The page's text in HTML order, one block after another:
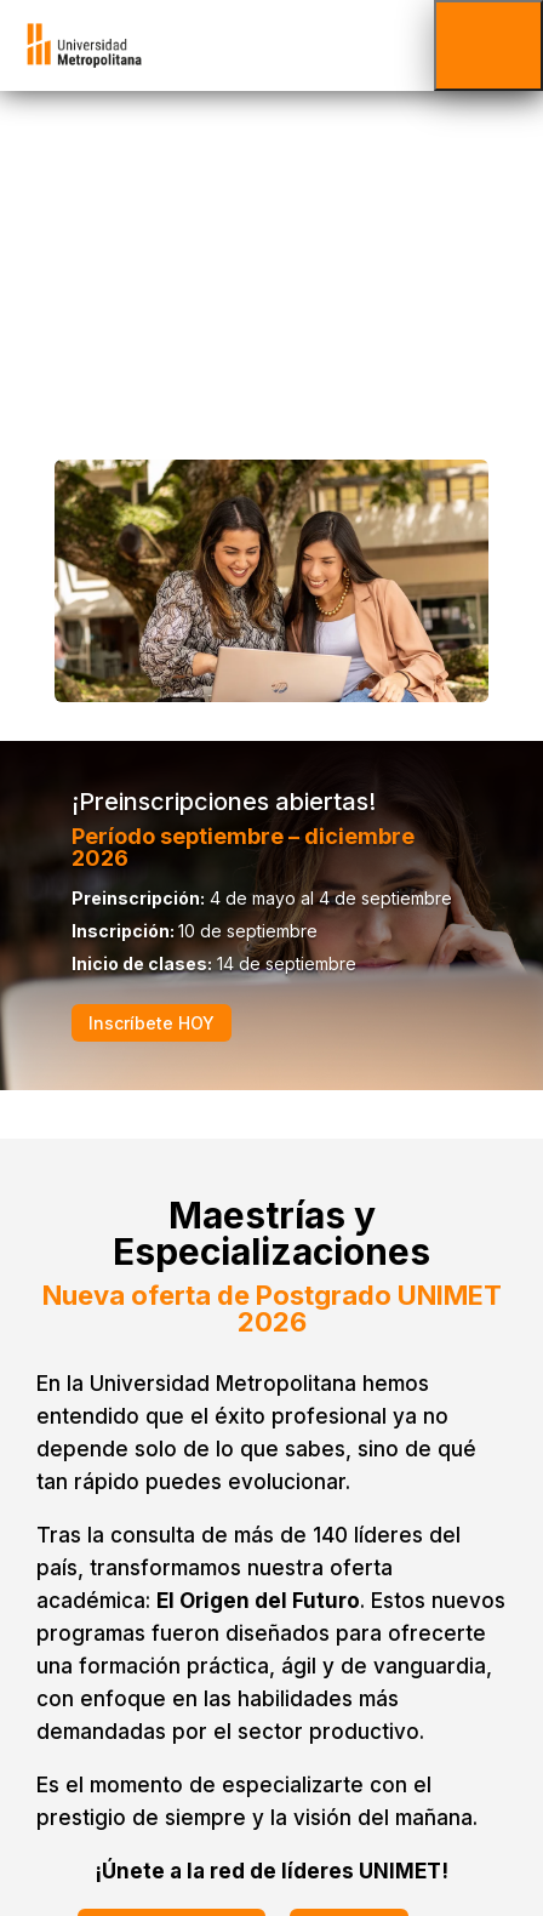
¡Preinscripciones abiertas!
Período septiembre – diciembre
2026
Preinscripción: 4 de mayo al 4 de septiembre
Inscripción: 10 de septiembre
Inicio de clases: 14 de septiembre
Inscríbete HOY
Maestrías y
Especializaciones
Nueva oferta de Postgrado UNIMET
2026
En la Universidad Metropolitana hemos
entendido que el éxito profesional ya no
depende solo de lo que sabes, sino de qué
tan rápido puedes evolucionar.
Tras la consulta de más de 140 líderes del
país, transformamos nuestra oferta
académica: El Origen del Futuro. Estos nuevos
programas fueron diseñados para ofrecerte
una formación práctica, ágil y de vanguardia,
con enfoque en las habilidades más
demandadas por el sector productivo.
Es el momento de especializarte con el
prestigio de siempre y la visión del mañana.
¡Únete a la red de líderes UNIMET!